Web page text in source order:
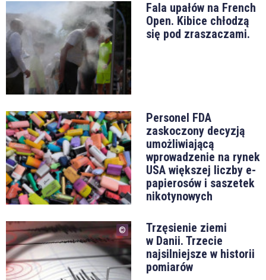
Fala upałów na French
Open. Kibice chłodzą
się pod zraszaczami.
Personel FDA
zaskoczony decyzją
umożliwiającą
wprowadzenie na rynek
USA większej liczby e-
papierosów i saszetek
nikotynowych
Trzęsienie ziemi
w Danii. Trzecie
najsilniejsze w historii
pomiarów